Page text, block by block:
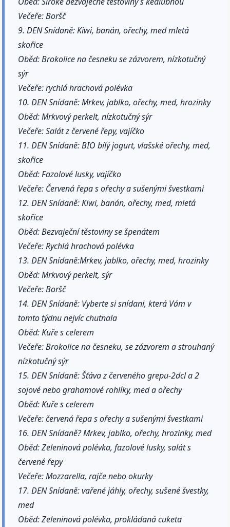
Večeře: Boršč
9. DEN Snídaně: Kiwi, banán, ořechy, med mletá
skořice
Oběd: Brokolice na česneku se zázvorem, nízkotučný
sýr
Večeře: rychlá hrachová polévka
10. DEN Snídaně: Mrkev, jablko, ořechy, med, hrozinky
Oběd: Mrkvový perkelt, nízkotučný sýr
Večeře: Salát z červené řepy, vajíčko
11. DEN Snídaně: BIO bílý jogurt, vlašské ořechy, med,
skořice
Oběd: Fazolové lusky, vajíčko
Večeře: Červená řepa s ořechy a sušenými švestkami
12. DEN Snídaně: Kiwi, banán, ořechy, med, mletá
skořice
Oběd: Bezvaječní těstoviny se špenátem
Večeře: Rychlá hrachová polévka
13. DEN Snídaně:Mrkev, jablko, ořechy, med, hrozinky
Oběd: Mrkvový perkelt, sýr
Večeře: Boršč
14. DEN Snídaně: Vyberte si snídani, která Vám v
tomto týdnu nejvíc chutnala
Oběd: Kuře s celerem
Večeře: Brokolice na česneku, se zázvorem a strouhaný
nízkotučný sýr
15. DEN Snídaně: Šťáva z červeného grepu-2dcl a 2
sojové nebo grahamové rohlíky, med a ořechy
Oběd: Kuře s celerem
Večeře: červená řepa s ořechy a sušenými švestkami
16. DEN Snídaně? Mrkev, jablko, ořechy, hrozinky, med
Oběd: Zeleninová polévka, fazolové lusky, salát s
červené řepy
Večeře: Mozzarella, rajče nebo okurky
17. DEN Snídaně: vařené jáhly, ořechy, sušené švestky,
med
Oběd: Zeleninová polévka, prokládaná cuketa